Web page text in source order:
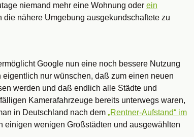
niemand mehr eine Wohnung oder ein
die nähere Umgebung ausgekundschaftete zu
Google nun eine noch bessere Nutzung
nur wünschen, daß zum einen neuen
werden und daß endlich alle Städte und
Kamerafahrzeuge bereits unterwegs waren,
in Deutschland nach dem „Rentner-Aufstand“ im
einigen wenigen Großstädten und ausgewählten